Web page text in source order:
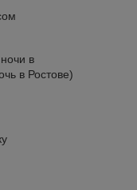
в
в Ростове)